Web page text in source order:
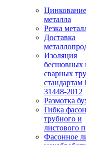
Цинкование
металла
Резка
Доставка
Изоляция
бесшовных
сварных
31448-2012
Размотка
Гибка
трубного и
листового
Фасонное